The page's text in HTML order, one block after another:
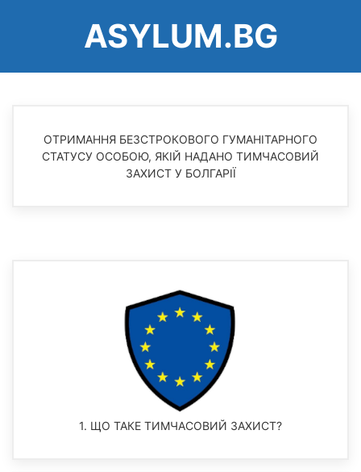
ASYLUM.BG
ОТРИМАННЯ БЕЗСТРОКОВОГО ГУМАНІТАРНОГО
СТАТУСУ ОСОБОЮ, ЯКІЙ НАДАНО ТИМЧАСОВИЙ
ЗАХИСТ У БОЛГАРІЇ
1. ЩО ТАКЕ ТИМЧАСОВИЙ ЗАХИСТ?